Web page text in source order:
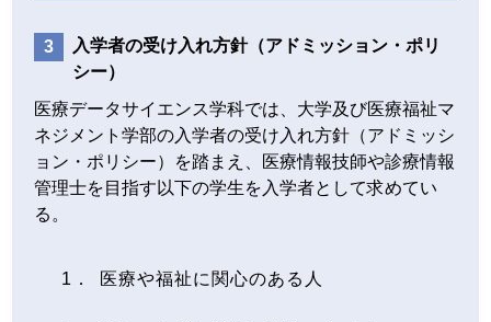
入学者の受け入れ方針（アドミッション・ポリ
シー）
医療データサイエンス学科では、大学及び医療福祉マ
ネジメント学部の入学者の受け入れ方針（アドミッシ
ョン・ポリシー）を踏まえ、医療情報技師や診療情報
管理士を目指す以下の学生を入学者として求めてい
る。
医療や福祉に関心のある人